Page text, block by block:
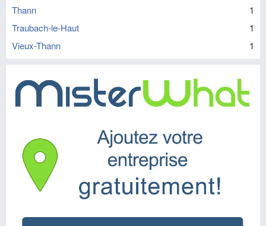
Thann
1
Traubach-le-Haut
1
Vieux-Thann
1